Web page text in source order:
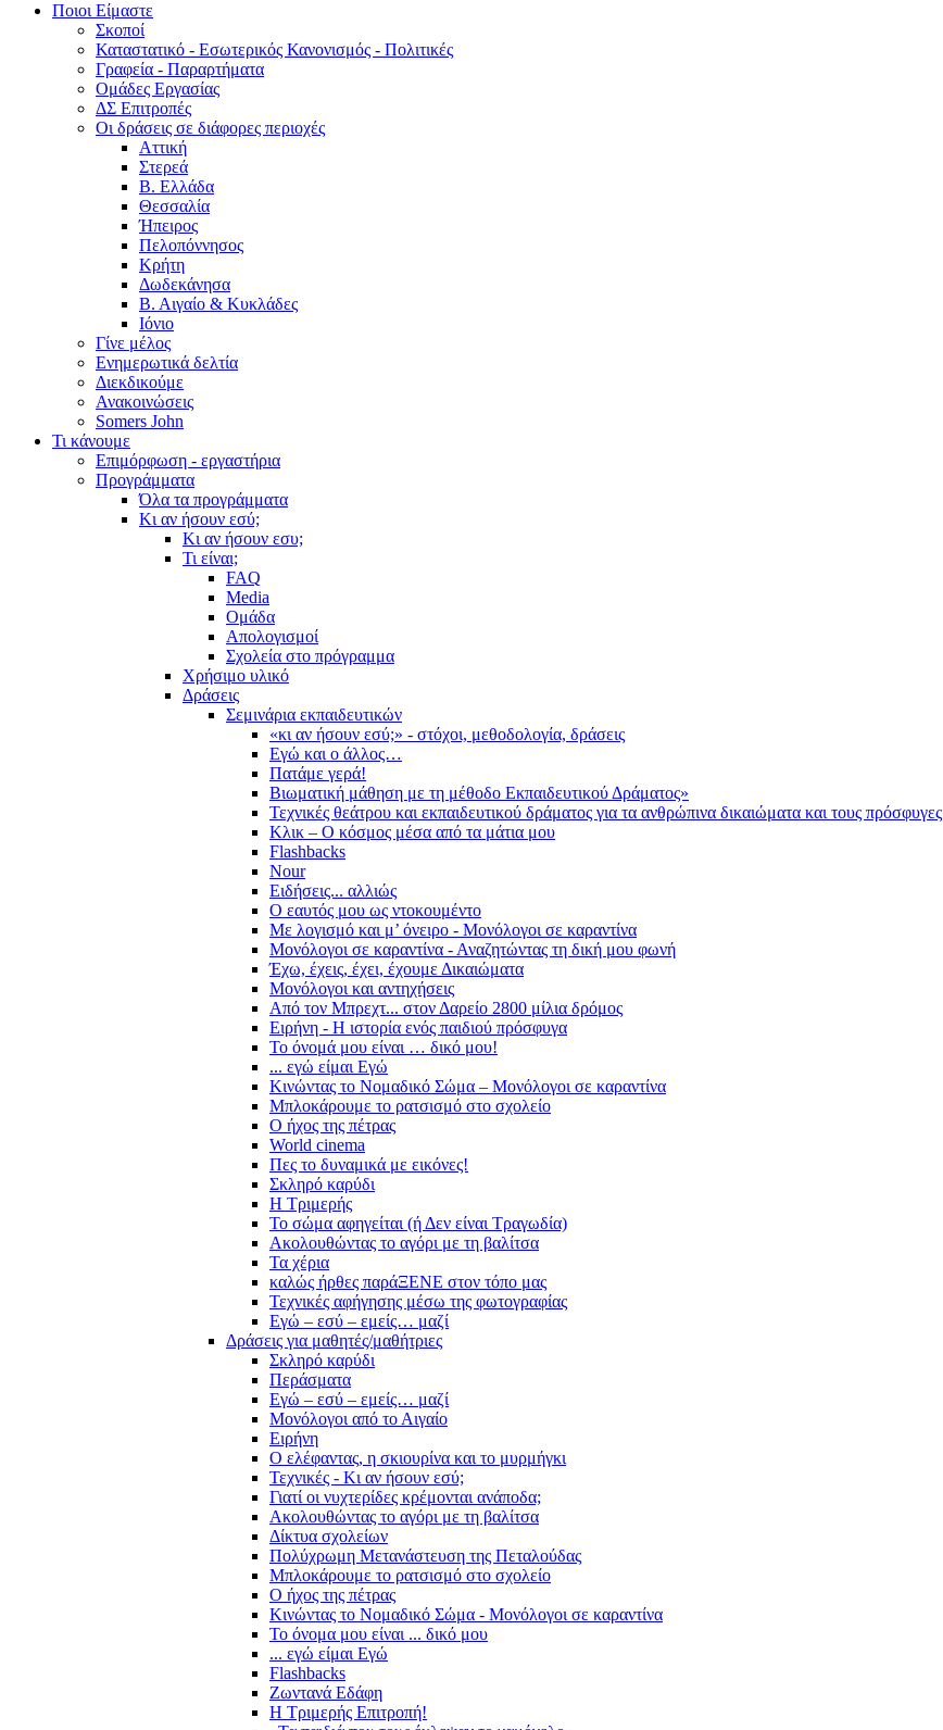
Ποιοι Είμαστε
Σκοποί
Καταστατικό - Εσωτερικός Κανονισμός - Πολιτικές
Γραφεία - Παραρτήματα
Ομάδες Εργασίας
ΔΣ Επιτροπές
Οι δράσεις σε διάφορες περιοχές
Αττική
Στερεά
Β. Ελλάδα
Θεσσαλία
Ήπειρος
Πελοπόννησος
Κρήτη
Δωδεκάνησα
Β. Αιγαίο & Κυκλάδες
Ιόνιο
Γίνε μέλος
Ενημερωτικά δελτία
Διεκδικούμε
Ανακοινώσεις
Somers John
Τι κάνουμε
Επιμόρφωση - εργαστήρια
Προγράμματα
Όλα τα προγράμματα
Κι αν ήσουν εσύ;
Κι αν ήσουν εσυ;
Τι είναι;
FAQ
Media
Ομάδα
Απολογισμοί
Σχολεία στο πρόγραμμα
Χρήσιμο υλικό
Δράσεις
Σεμινάρια εκπαιδευτικών
«κι αν ήσουν εσύ;» - στόχοι, μεθοδολογία, δράσεις
Εγώ και ο άλλος…
Πατάμε γερά!
Βιωματική μάθηση με τη μέθοδο Εκπαιδευτικού Δράματος»
Τεχνικές θεάτρου και εκπαιδευτικού δράματος για τα ανθρώπινα δικαιώματα και τους πρόσφυγες
Κλικ – Ο κόσμος μέσα από τα μάτια μου
Flashbacks
Nour
Ειδήσεις... αλλιώς
Ο εαυτός μου ως ντοκουμέντο
Με λογισμό και μ’ όνειρο - Μονόλογοι σε καραντίνα
Μονόλογοι σε καραντίνα - Αναζητώντας τη δική μου φωνή
Έχω, έχεις, έχει, έχουμε Δικαιώματα
Μονόλογοι και αντηχήσεις
Από τον Μπρεχτ... στον Δαρείο 2800 μίλια δρόμος
Ειρήνη - Η ιστορία ενός παιδιού πρόσφυγα
Το όνομά μου είναι … δικό μου!
... εγώ είμαι Εγώ
Κινώντας το Νομαδικό Σώμα – Μονόλογοι σε καραντίνα
Μπλοκάρουμε το ρατσισμό στο σχολείο
Ο ήχος της πέτρας
World cinema
Πες το δυναμικά με εικόνες!
Σκληρό καρύδι
Η Τριμερής
Το σώμα αφηγείται (ή Δεν είναι Τραγωδία)
Ακολουθώντας το αγόρι με τη βαλίτσα
Τα χέρια
καλώς ήρθες παράΞΕΝΕ στον τόπο μας
Τεχνικές αφήγησης μέσω της φωτογραφίας
Εγώ – εσύ – εμείς… μαζί
Δράσεις για μαθητές/μαθήτριες
Σκληρό καρύδι
Περάσματα
Εγώ – εσύ – εμείς… μαζί
Μονόλογοι από το Αιγαίο
Ειρήνη
Ο ελέφαντας, η σκιουρίνα και το μυρμήγκι
Τεχνικές - Κι αν ήσουν εσύ;
Γιατί οι νυχτερίδες κρέμονται ανάποδα;
Ακολουθώντας το αγόρι με τη βαλίτσα
Δίκτυα σχολείων
Πολύχρωμη Μετανάστευση της Πεταλούδας
Μπλοκάρουμε το ρατσισμό στο σχολείο
Ο ήχος της πέτρας
Κινώντας το Νομαδικό Σώμα - Μονόλογοι σε καραντίνα
Το όνομα μου είναι ... δικό μου
... εγώ είμαι Εγώ
Flashbacks
Ζωντανά Εδάφη
Η Τριμερής Επιτροπή!